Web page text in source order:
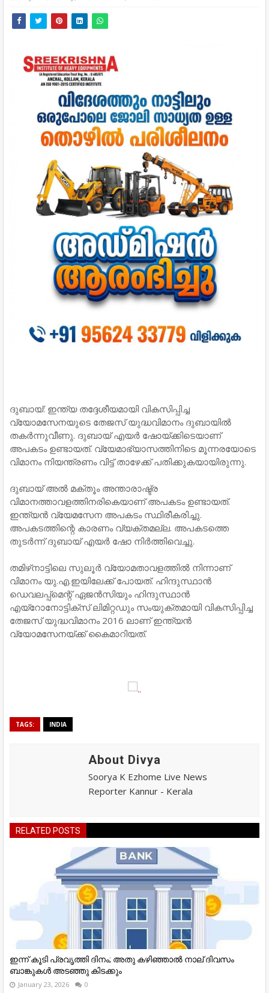
ദുബായ്: ഇന്ത്യ തദ്ദേശീയമായി വികസിപ്പിച്ച
വ്യോമസേനയുടെ തേജസ് യുദ്ധവിമാനം ദുബായില്‍
തകര്‍ന്നുവീണു. ദുബായ് എയര്‍ ഷോയ്ക്കിടെയാണ്
അപകടം ഉണ്ടായത്. വ്യേമാഭ്യാസത്തിനിടെ മൂന്നരയോടെ
വിമാനം നിയന്ത്രണം വിട്ട് താഴേക്ക് പതിക്കുകയായിരുന്നു.
ദുബായ് അല്‍ മക്തൂം അന്താരാഷ്ട്ര
വിമാനത്താവളത്തിനരികെയാണ് അപകടം ഉണ്ടായത്.
ഇന്ത്യന്‍ വ്യേമസേന അപകടം സ്ഥിരീകരിച്ചു.
അപകടത്തിന്റെ കാരണം വ്യക്തമല്ല. അപകടത്തെ
തുടര്‍ന്ന് ദുബായ് എയര്‍ ഷോ നിര്‍ത്തിവെച്ചു.
തമിഴ്‌നാട്ടിലെ സുലൂര്‍ വ്യോമതാവളത്തില്‍ നിന്നാണ്
വിമാനം യു.എ.ഇയിലേക്ക് പോയത്. ഹിന്ദുസ്ഥാന്‍
ഡെവലപ്പ്‌മെന്റ് ഏജന്‍സിയും ഹിന്ദുസ്ഥാന്‍
എയ്‌റോനോട്ടിക്‌സ് ലിമിറ്റഡും സംയുക്തമായി വികസിപ്പിച്ച
തേജസ് യുദ്ധവിമാനം 2016 ലാണ് ഇന്ത്യന്‍
വ്യോമസേനയ്ക്ക് കൈമാറിയത്.
TAGS: INDIA
About Divya
Soorya K Ezhome Live News
Reporter Kannur - Kerala
RELATED POSTS
ഇന്ന് കൂടി പ്രവൃത്തി ദിനം; അതു കഴിഞ്ഞാല്‍ നാല് ദിവസം
ബാങ്കുകള്‍ അടഞ്ഞു കിടക്കും
January 23, 2026 0